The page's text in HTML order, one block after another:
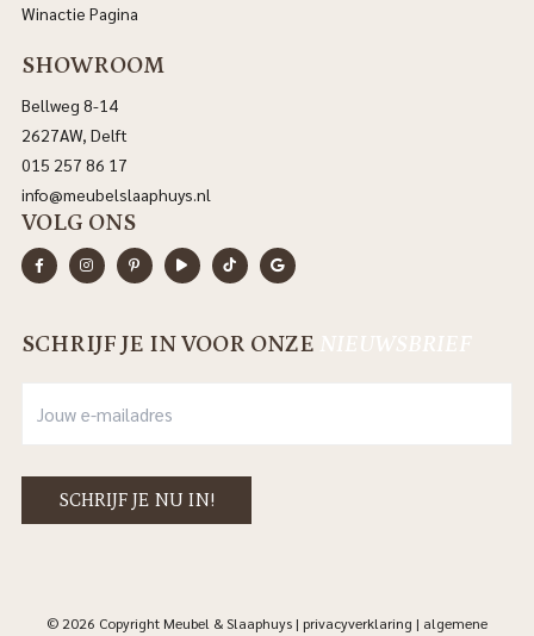
Winactie Pagina
SHOWROOM
Bellweg 8-14
2627AW, Delft
015 257 86 17
info@meubelslaaphuys.nl
VOLG ONS
SCHRIJF JE IN VOOR ONZE NIEUWSBRIEF
© 2026 Copyright Meubel & Slaaphuys | privacyverklaring | algemene